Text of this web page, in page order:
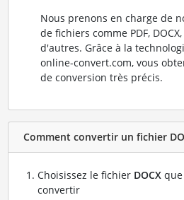
Nous prenons en charge de
de fichiers comme PDF, DOCX,
d'autres. Grâce à la
online-convert.com, vous
de conversion très précis.
Comment convertir un fichier
Choisissez le fichier DOCXque
convertir